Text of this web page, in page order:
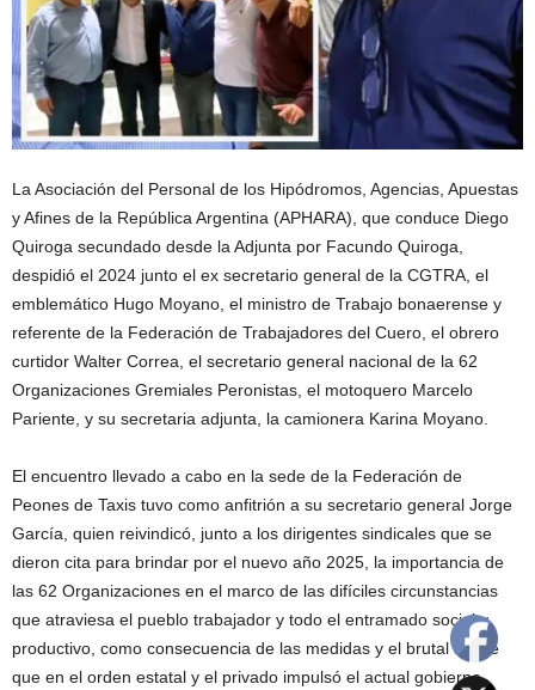
La Asociación del Personal de los Hipódromos, Agencias, Apuestas
y Afines de la República Argentina (APHARA), que conduce Diego
Quiroga secundado desde la Adjunta por Facundo Quiroga,
despidió el 2024 junto el ex secretario general de la CGTRA, el
emblemático Hugo Moyano, el ministro de Trabajo bonaerense y
referente de la Federación de Trabajadores del Cuero, el obrero
curtidor Walter Correa, el secretario general nacional de la 62
Organizaciones Gremiales Peronistas, el motoquero Marcelo
Pariente, y su secretaria adjunta, la camionera Karina Moyano.
El encuentro llevado a cabo en la sede de la Federación de
Peones de Taxis tuvo como anfitrión a su secretario general Jorge
García, quien reivindicó, junto a los dirigentes sindicales que se
dieron cita para brindar por el nuevo año 2025, la importancia de
las 62 Organizaciones en el marco de las difíciles circunstancias
que atraviesa el pueblo trabajador y todo el entramado social y
productivo, como consecuencia de las medidas y el brutal ajuste
que en el orden estatal y el privado impulsó el actual gobierno